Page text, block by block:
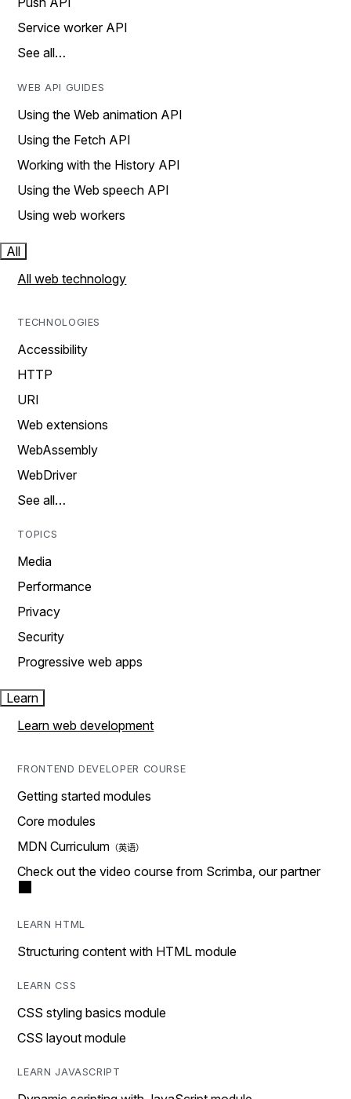
Service worker API
See all…
WEB API GUIDES
Using the Web animation API
Using the Fetch API
Working with the History API
Using the Web speech API
Using web workers
All
All web technology
TECHNOLOGIES
Accessibility
HTTP
URI
Web extensions
WebAssembly
WebDriver
See all…
TOPICS
Media
Performance
Privacy
Security
Progressive web apps
Learn
Learn web development
FRONTEND DEVELOPER COURSE
Getting started modules
Core modules
MDN Curriculum
Check out the video course from Scrimba, our partner
LEARN HTML
Structuring content with HTML module
LEARN CSS
CSS styling basics module
CSS layout module
LEARN JAVASCRIPT